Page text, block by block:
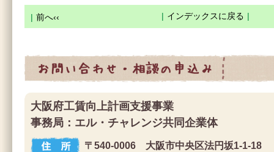
| 前へ‹‹ | インデックスに戻る |
大阪府工賃向上計画支援事業
事務局：エル・チャレンジ共同企業体
〒540-0006 大阪市中央区法円坂1-1-18